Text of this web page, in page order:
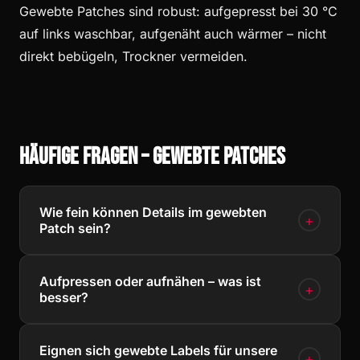
Gewebte Patches sind robust: aufgepresst bei 30 °C
auf links waschbar, aufgenäht auch wärmer – nicht
direkt bebügeln, Trockner vermeiden.
Häufige Fragen – Gewebte Patches
Wie fein können Details im gewebten
Patch sein?
+
und kleine Schriftzüge ab wenigen Millimetern sind
möglich. Wir prüfen euer Wappen kostenlos auf
Aufpressen oder aufnähen – was ist
besser?
+
flexibel (z. B. für Sammler oder wechselnde
Eignen sich gewebte Labels für unsere